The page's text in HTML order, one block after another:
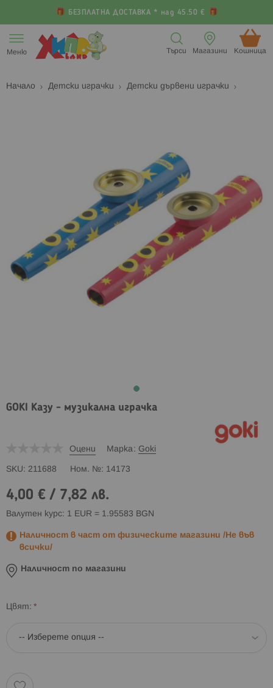
БЕЗПЛАТНА ДОСТАВКА * над 45.50 €
към
съдържанието
Меню Кошница (
Магазини
Търси
Начало Детски играчки Детски дървени играчки
GOKI Казу - музикална играчка
Оцени Марка Goki
SKU 211688 Ном. № 14173
4,00 € / 7,82 лв.
Валутен курс: 1 EUR = 1.95583 BGN
Наличност в част от физическите магазини /Не във
всички/
Наличност по магазини
Цвят